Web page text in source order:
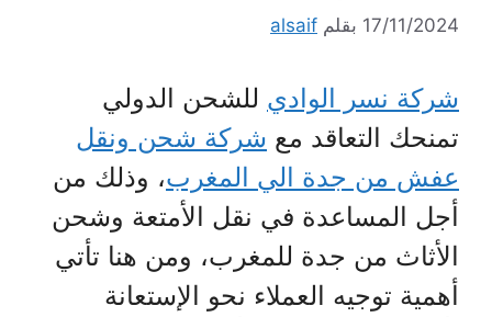
17/11/2024 بقلم alsaif
شركة نسر الوادي للشحن الدولي
تمنحك التعاقد مع شركة شحن ونقل
عفش من جدة الي المغرب، وذلك من
أجل المساعدة في نقل الأمتعة وشحن
الأثاث من جدة للمغرب، ومن هنا تأتي
أهمية توجيه العملاء نحو الإستعانة